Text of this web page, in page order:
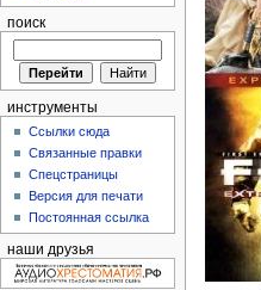
поиск
инструменты
Ссылки сюда
Связанные правки
Спецстраницы
Версия для печати
Постоянная ссылка
наши друзья